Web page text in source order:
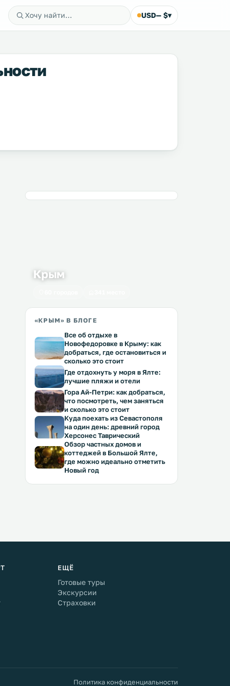
USD— $▾
Крым
«КРЫМ» В БЛОГЕ
Все об отдыхе в
Новофедоровке в Крыму: как
добраться, где остановиться и
сколько это стоит
Где отдохнуть у моря в Ялте:
лучшие пляжи и отели
Гора Ай-Петри: как добраться,
что посмотреть, чем заняться
и сколько это стоит
Куда поехать из Севастополя
на один день: древний город
Херсонес Таврический
Обзор частных домов и
коттеджей в Большой Ялте,
где можно идеально отметить
Новый год
ЕЩЁ
Готовые туры
Экскурсии
Страховки
Политика конфиденциальности